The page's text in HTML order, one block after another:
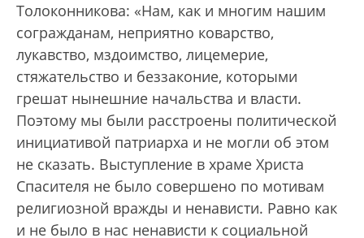
Толоконникова: «Нам, как и многим нашим
согражданам, неприятно коварство,
лукавство, мздоимство, лицемерие,
стяжательство и беззаконие, которыми
грешат нынешние начальства и власти.
Поэтому мы были расстроены политической
инициативой патриарха и не могли об этом
не сказать. Выступление в храме Христа
Спасителя не было совершено по мотивам
религиозной вражды и ненависти. Равно как
и не было в нас ненависти к социальной